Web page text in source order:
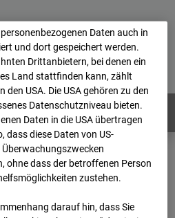
Login
Bonatzbau -Cam7
07 08 19:00
Daten auch in
und dort gespeichert werden.
Drittanbietern, bei denen ein
Land stattfinden kann, zählt
den USA. Die USA gehören zu den
Datenschutzniveau bieten.
Daten in die USA übertragen
dass diese Daten von US-
ohne dass der betroffenen Person
zustehen.
darauf hin, dass Sie